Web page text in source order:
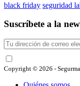
black friday seguridad
Suscríbete a la
Copyright © 2026 -